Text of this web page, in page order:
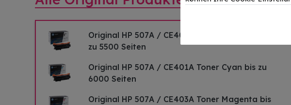
Original HP 507A / CE400A Toner Schwarz bis
zu 5500 Seiten
Original HP 507A / CE401A Toner Cyan bis zu
6000 Seiten
Original HP 507A / CE403A Toner Magenta bis